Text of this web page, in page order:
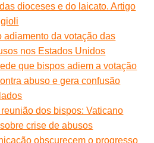
dioceses e do laicato. Artigo
adiamento da votação das
nos Estados Unidos
que bispos adiem a votação
abuso e gera confusão
dos bispos: Vaticano
crise de abusos
obscurecem o progresso